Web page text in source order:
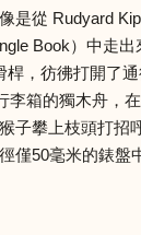
是從 Rudyard
Book）中走
桿，彷彿打開了
箱的獨木舟，
子攀上枝頭打招
僅50毫米的錶盤